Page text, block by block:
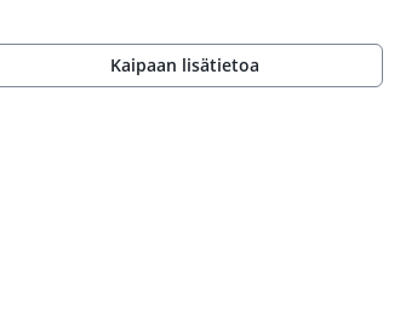
Kaipaan lisätietoa